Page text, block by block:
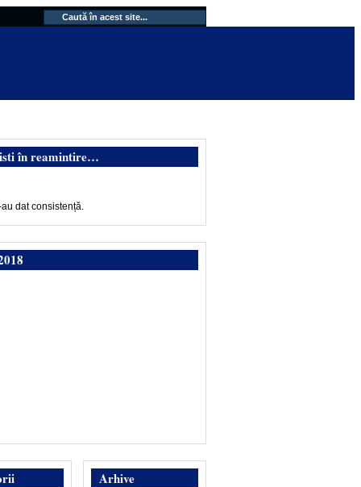
în reamintire…
dat consistență.
Arhive